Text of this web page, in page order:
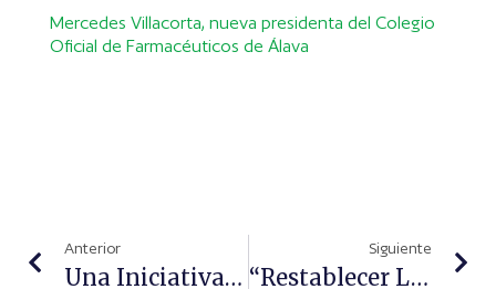
Mercedes Villacorta, nueva presidenta del Colegio
Oficial de Farmacéuticos de Álava
Anterior
Una Iniciativa De Clínica Dermatológica Internacional (CDI) Para Concienciar Sobre El Cáncer Cutáneo
Siguiente
“Restablecer La Funcionalidad De La Barrera Cutánea Es Un Factor Clave En El Tratamiento De La Psoriasis”, Dra. Ana Morales Callaghan